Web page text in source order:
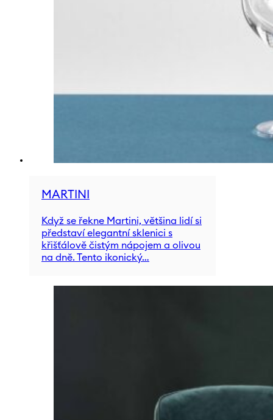
MARTINI
Když se řekne Martini, většina lidí si
představí elegantní sklenici s
křišťálově čistým nápojem a olivou
na dně. Tento ikonický…